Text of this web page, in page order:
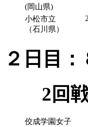
(岡山県)
小松市立
（石川県）
２日目：
2回
佼成学園女子